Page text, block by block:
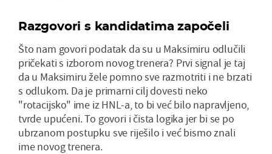
Razgovori s kandidatima započeli
Što nam govori podatak da su u Maksimiru odlučili
pričekati s izborom novog trenera? Prvi signal je taj
da u Maksimiru žele pomno sve razmotriti i ne brzati
s odlukom. Da je primarni cilj dovesti neko
"rotacijsko" ime iz HNL-a, to bi već bilo napravljeno,
tvrde upućeni. To govori i čista logika jer bi se po
ubrzanom postupku sve riješilo i već bismo znali
ime novog trenera.